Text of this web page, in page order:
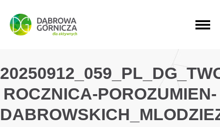
PRZEJDŹ DO MENU GŁÓWNEGO
PRZEJDŹ DO WYSZUKIWARKI
PRZEJDŹ DO TREŚCI
ROCZNICA-POROZUMIEN-